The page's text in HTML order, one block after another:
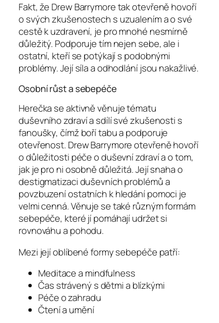
Fakt, že Drew Barrymore tak otevřeně hovoří
o svých zkušenostech s uzualením a o své
cestě k uzdravení, je pro mnohé nesmírně
důležitý. Podporuje tím nejen sebe, ale i
ostatní, kteří se potýkají s podobnými
problémy. Její síla a odhodlání jsou nakažlivé.
Osobní růst a sebepéče
Herečka se aktivně věnuje tématu
duševního zdraví a sdílí své zkušenosti s
fanoušky, čímž boří tabu a podporuje
otevřenost. Drew Barrymore otevřeně hovoří
o důležitosti péče o duševní zdraví a o tom,
jak je pro ni osobně důležitá. Její snaha o
destigmatizaci duševních problémů a
povzbuzení ostatních k hledání pomoci je
velmi cenná. Věnuje se také různým formám
sebepéče, které jí pomáhají udržet si
rovnováhu a pohodu.
Mezi její oblíbené formy sebepéče patří:
Meditace a mindfulness
Čas strávený s dětmi a blízkými
Péče o zahradu
Čtení a umění